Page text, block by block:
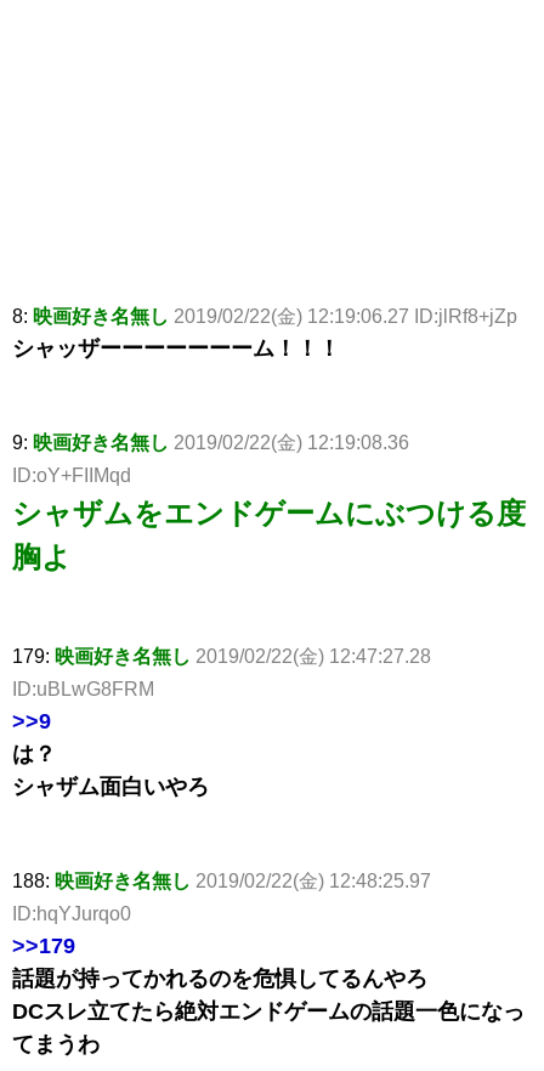
8: 映画好き名無し 2019/02/22(金) 12:19:06.27 ID:jlRf8+jZp
シャッザーーーーーーーム！！！
9: 映画好き名無し 2019/02/22(金) 12:19:08.36
ID:oY+FIIMqd
シャザムをエンドゲームにぶつける度
胸よ
179: 映画好き名無し 2019/02/22(金) 12:47:27.28
ID:uBLwG8FRM
>>9
は？
シャザム面白いやろ
188: 映画好き名無し 2019/02/22(金) 12:48:25.97
ID:hqYJurqo0
>>179
話題が持ってかれるのを危惧してるんやろ
DCスレ立てたら絶対エンドゲームの話題一色になっ
てまうわ